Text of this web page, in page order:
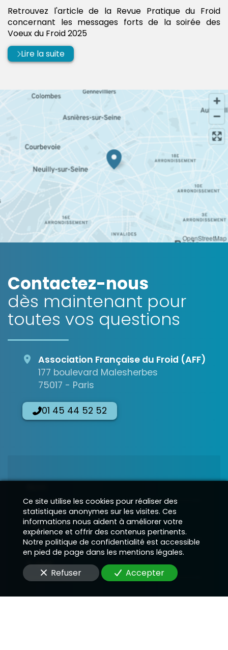
Retrouvez l'article de la Revue Pratique du Froid
concernant les messages forts de la soirée des
Voeux du Froid 2025
Lire la suite
OpenStreetMap
Contactez-nous
dès maintenant pour
toutes vos questions
Téléphone
E-Mail
Association Française du Froid (AFF)
177 boulevard Malesherbes
75017 - Paris
01 45 44 52 52
Ce site utilise les cookies pour réaliser des
statistiques anonymes sur les visites. Ces
informations nous aident à améliorer votre
expérience et offrir des contenus pertinents.
Notre politique de confidentialité est accessible
en pied de page dans les mentions légales.
Refuser Accepter